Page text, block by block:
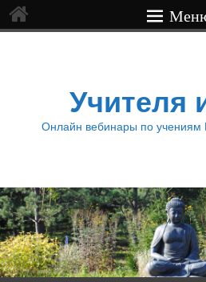
Учителя
Онлайн вебинары по учениям